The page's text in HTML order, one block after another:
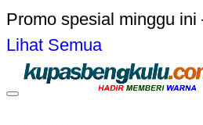
Promo spesial minggu
Lihat Semua